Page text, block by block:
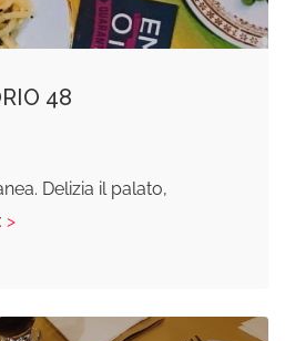
48
Delizia il palato,
>